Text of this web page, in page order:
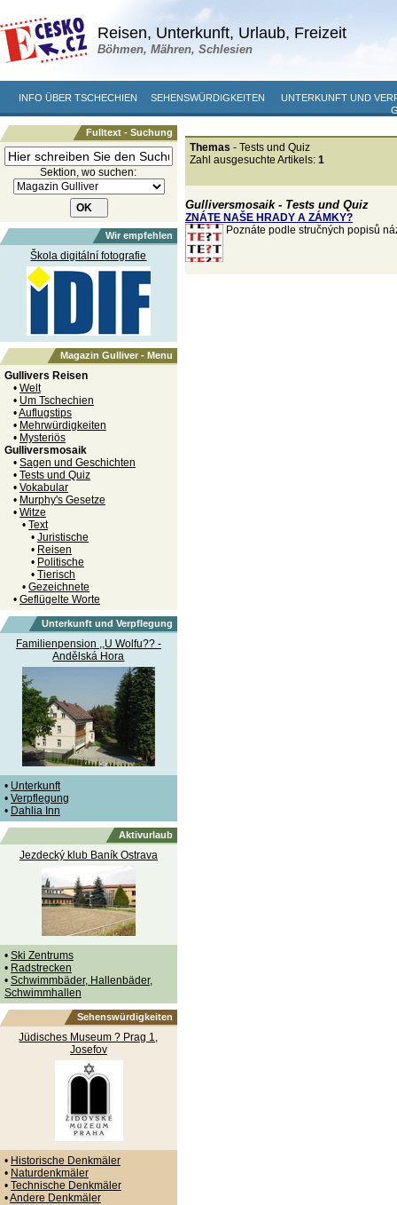
Reisen, Unterkunft, Urlaub, Freizeit
Böhmen, Mähren, Schlesien
INFO ÜBER TSCHECHIEN SEHENSWÜRDIGKEITEN
UNTERKUNFT UND
Fulltext - Suchung
Sektion, wo suchen:
Wir empfehlen
Škola digitální fotografie
Magazin Gulliver - Menu
Gullivers Reisen
• Welt
• Um Tschechien
•Auflugstips
• Mehrwürdigkeiten
• Mysteriös
Gulliversmosaik
• Sagen und Geschichten
• Tests und Quiz
• Vokabular
• Murphy's Gesetze
• Witze
• Text
• Juristische
• Reisen
• Politische
• Tierisch
• Gezeichnete
• Geflügelte Worte
Unterkunft und Verpflegung
Familienpension ,,U Wolfu?? -
Andělská Hora
• Unterkunft
• Verpflegung
• Dahlia Inn
Aktivurlaub
Jezdecký klub Baník Ostrava
• Ski Zentrums
• Radstrecken
• Schwimmbäder, Hallenbäder,
Schwimmhallen
Sehenswürdigkeiten
Jüdisches Museum ? Prag 1,
Josefov
• Historische Denkmäler
• Naturdenkmäler
• Technische Denkmäler
•Andere Denkmäler
Themas - Tests und Quiz
Zahl ausgesuchte Artikels: 1
Gulliversmosaik - Tests und Quiz
ZNÁTE NAŠE HRADY A ZÁMKY?
Poznáte podle stručných popisů